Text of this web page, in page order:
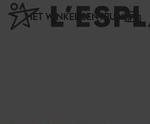
HET WINKELCENTRUM
Cookies beheer paneel